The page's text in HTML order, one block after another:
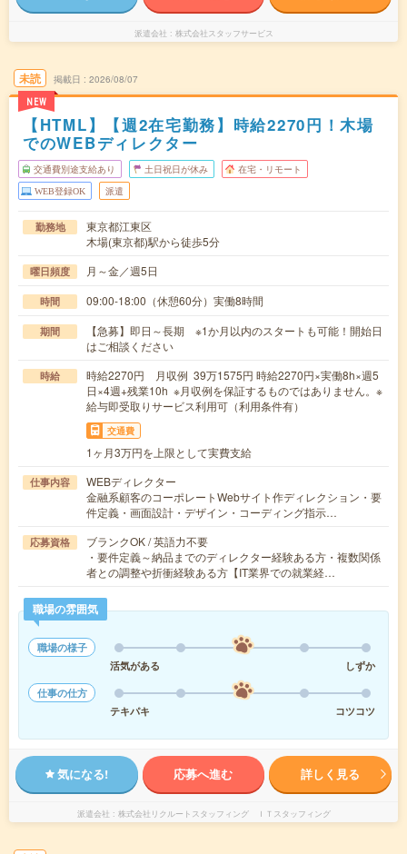
派遣会社 株式会社スタッフサービス
未読
NEW
掲載日 2026/08/07
【HTML】【週2在宅勤務】時給2270円！木場
でのWEBディレクター
交通費別途支給あり 土日祝日が休み 在宅・リモート
WEB登録OK 派遣
勤務地
東京都江東区
木場(東京都)駅から徒歩5分
曜日頻度 月～金／週5日
時間 09:00-18:00（休憩60分）実働8時間
期間
【急募】即日～長期 ※1か月以内のスタートも可能！開始日
はご相談ください
時給
時給2270円 月収例 39万1575円 時給2270円×実働8h×週5
日×4週+残業10h ※月収例を保証するものではありません。※
給与即受取りサービス利用可（利用条件有）
交通費
1ヶ月3万円を上限として実費支給
仕事内容
WEBディレクター
金融系顧客のコーポレートWebサイト作ディレクション・要
件定義・画面設計・デザイン・コーディング指示…
応募資格
ブランクOK / 英語力不要
・要件定義～納品までのディレクター経験ある方・複数関係
者との調整や折衝経験ある方【IT業界での就業経…
職場の雰囲気
職場の様子
活気がある
しずか
仕事の仕方
テキパキ
コツコツ
気になる! 応募へ進む 詳しく見る
派遣会社 株式会社リクルートスタッフィング ＩＴスタッフィング